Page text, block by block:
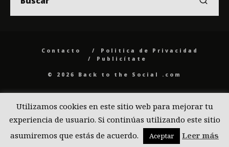
Contacto
Politica de Privacidad
Publicítate
© 2026 Back to the Social .com
Utilizamos cookies en este sitio web para mejorar tu
experiencia de usuario. Si continúas utilizando este sitio
asumiremos que estás de acuerdo.
Aceptar Leer más